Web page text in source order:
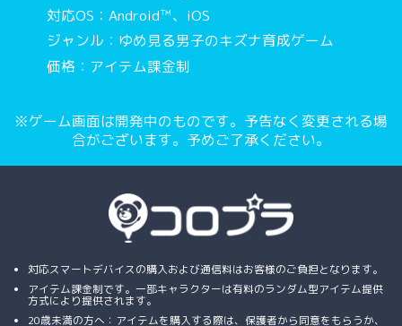
対応OS：Android™、iOS
ジャンル：ゆめ見る男子のキズナ育成ゲーム
価格：アイテム課金制
※ゲーム画面は開発中のものです。予告なく変更される場
合がございます。予めご了承ください。
対応スマートデバイスの購入および通信料はお客様のご負担となります。
アイテム課金制です。一部キャラクターは有料のランダム型アイテム提供
方式により提供されます。
20歳未満の方へ：アイテムを購入する際は、保護者から同意をもらうか、